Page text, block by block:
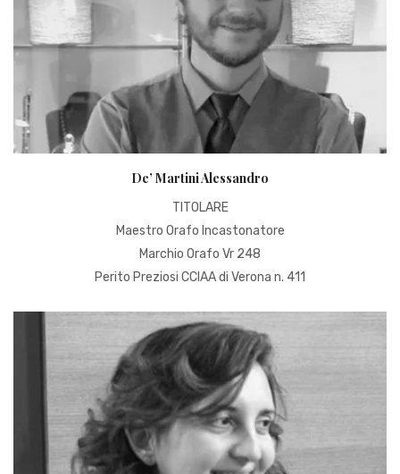
De’ Martini Alessandro
TITOLARE
Maestro Orafo Incastonatore
Marchio Orafo Vr 248
Perito Preziosi CCIAA di Verona n. 411